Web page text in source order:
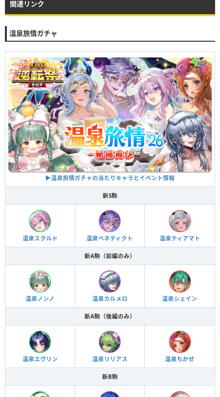
関連リンク
温泉旅情ガチャ
▶︎温泉旅情ガチャの当たりキャラとイベント情報
新S駒
温泉スクルド 温泉ベネティクト 温泉ティアマト
新A駒（前編のみ）
温泉ノンノ 温泉カルメロ 温泉シェイン
新A駒（後編のみ）
温泉エヴリン 温泉リリアス 温泉ちかぜ
新B駒